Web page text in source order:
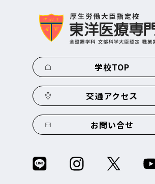
学校TOP
交通アクセス
お問い合せ